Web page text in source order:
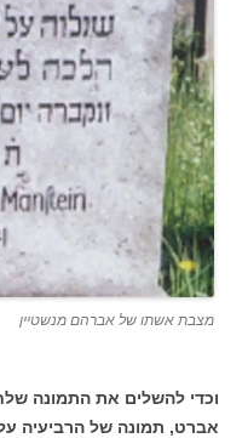
מצבת אשתו של אברהם מנשטיין
וכדי להשלים את התמונה
אברט, תמונה של הרביעיה